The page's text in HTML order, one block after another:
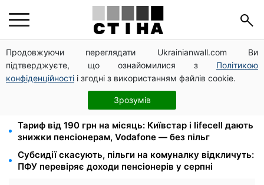
Продовжуючи переглядати Ukrainianwall.com Ви
підтверджуєте, що ознайомилися з Політикою
конфіденційності і згодні з використанням файлів cookie.
Зрозумів
Директорка ДОЗ Києва Тетяна Мостепан:
Демографічна криза потребує нових рішень уже
сьогодні
Пенсійна реформа у вересні: добровільні
накопичення й перегляд спецпенсій суддів
Тариф від 190 грн на місяць: Київстар і lifecell дають
знижки пенсіонерам, Vodafone — без пільг
Субсидії скасують, пільги на комуналку відкличуть:
ПФУ перевіряє доходи пенсіонерів у серпні